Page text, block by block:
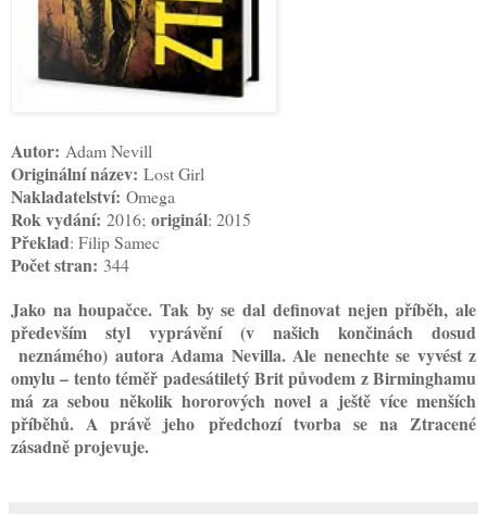
Autor: Adam Nevill
Originální název: Lost Girl
Nakladatelství: Omega
Rok vydání: 2016; originál: 2015
Překlad: Filip Samec
Počet stran: 344
Jako na houpačce. Tak by se dal definovat nejen příběh, ale
především styl vyprávění (v našich končinách dosud
neznámého) autora Adama Nevilla. Ale nenechte se vyvést z
omylu – tento téměř padesátiletý Brit původem z Birminghamu
má za sebou několik hororových novel a ještě více menších
příběhů. A právě jeho předchozí tvorba se na Ztracené
zásadně projevuje.